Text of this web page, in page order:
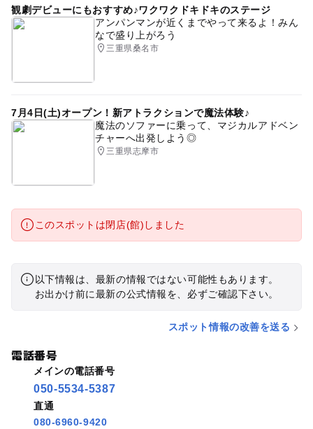
観劇デビューにもおすすめ♪ワクワクドキドキのステージ
アンパンマンが近くまでやって来るよ！みん
なで盛り上がろう
三重県桑名市
7月4日(土)オープン！新アトラクションで魔法体験♪
魔法のソファーに乗って、マジカルアドベン
チャーへ出発しよう◎
三重県志摩市
このスポットは閉店(館)しました
以下情報は、最新の情報ではない可能性もあります。
お出かけ前に最新の公式情報を、必ずご確認下さい。
スポット情報の改善を送る
電話番号
メインの電話番号
050-5534-5387
直通
080-6960-9420